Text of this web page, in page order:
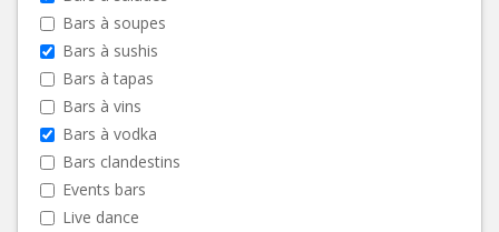
Bars à soupes
Bars à sushis
Bars à tapas
Bars à vins
Bars à vodka
Bars clandestins
Events bars
Live dance